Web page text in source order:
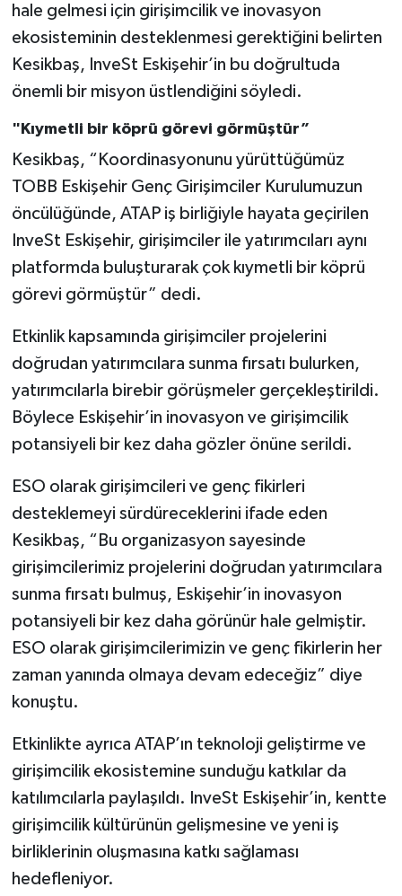
hale gelmesi için girişimcilik ve inovasyon
ekosisteminin desteklenmesi gerektiğini belirten
Kesikbaş, InveSt Eskişehir’in bu doğrultuda
önemli bir misyon üstlendiğini söyledi.
"Kıymetli bir köprü görevi görmüştür”
Kesikbaş, “Koordinasyonunu yürüttüğümüz
TOBB Eskişehir Genç Girişimciler Kurulumuzun
öncülüğünde, ATAP iş birliğiyle hayata geçirilen
InveSt Eskişehir, girişimciler ile yatırımcıları aynı
platformda buluşturarak çok kıymetli bir köprü
görevi görmüştür” dedi.
Etkinlik kapsamında girişimciler projelerini
doğrudan yatırımcılara sunma fırsatı bulurken,
yatırımcılarla birebir görüşmeler gerçekleştirildi.
Böylece Eskişehir’in inovasyon ve girişimcilik
potansiyeli bir kez daha gözler önüne serildi.
ESO olarak girişimcileri ve genç fikirleri
desteklemeyi sürdüreceklerini ifade eden
Kesikbaş, “Bu organizasyon sayesinde
girişimcilerimiz projelerini doğrudan yatırımcılara
sunma fırsatı bulmuş, Eskişehir’in inovasyon
potansiyeli bir kez daha görünür hale gelmiştir.
ESO olarak girişimcilerimizin ve genç fikirlerin her
zaman yanında olmaya devam edeceğiz” diye
konuştu.
Etkinlikte ayrıca ATAP’ın teknoloji geliştirme ve
girişimcilik ekosistemine sunduğu katkılar da
katılımcılarla paylaşıldı. InveSt Eskişehir’in, kentte
girişimcilik kültürünün gelişmesine ve yeni iş
birliklerinin oluşmasına katkı sağlaması
hedefleniyor.